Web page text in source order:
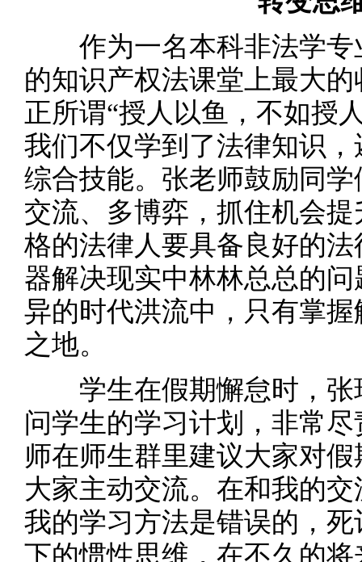
作为一名本科非法学专
的知识产权法课堂上最大
正所谓“授人以鱼，不如授
我们不仅学到了法律知识
综合技能。张老师鼓励同
交流、多博弈，抓住机会
格的法律人要具备良好的
器解决现实中林林总总的
异的时代洪流中，只有掌
之地。
学生在假期懈怠时，张
问学生的学习计划，非常
师在师生群里建议大家对
大家主动交流。在和我的
我的学习方法是错误的，
下的惯性思维，在不久的